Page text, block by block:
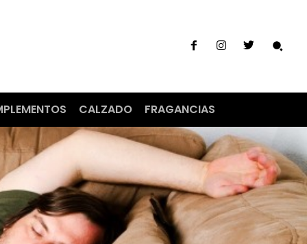
CALZADO FRAGANCIAS